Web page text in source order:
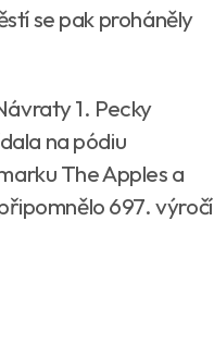
se pak proháněly
1. Pecky
na pódiu
The Apples a
697. výročí